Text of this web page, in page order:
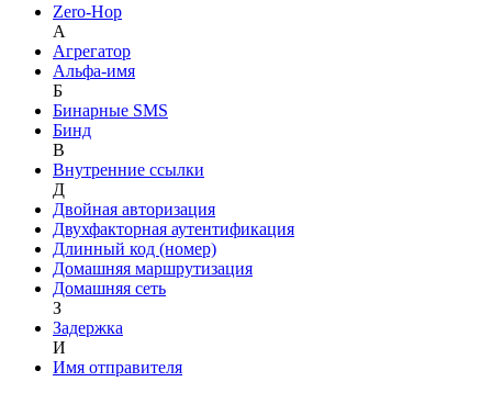
Zero-Hop
А
Агрегатор
Альфа-имя
Б
Бинарные SMS
Бинд
В
Внутренние ссылки
Д
Двойная авторизация
Двухфакторная аутентификация
Длинный код (номер)
Домашняя маршрутизация
Домашняя сеть
З
Задержка
И
Имя отправителя